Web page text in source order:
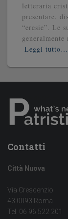
letteraria
presentare,
“eresie”. Le
Leggi tutto…
Contatti
Città Nuova
Via Crescenzio
43 0093 Roma
Tel. 06 96 522 201